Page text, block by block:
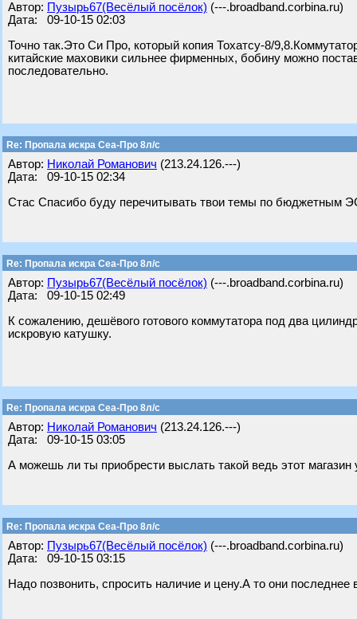
Автор: Пузырь67(Весёлый посёлок) (---.broadband.corbina.ru)
Дата: 09-10-15 02:03
Точно так.Это Си Про, который копия Тохатсу-8/
китайские маховики сильнее фирменных, бобину можно
последовательно.
Re: Пропала искра Сеа-Про 8л/с
Автор: Николай Романович (213.24.126.---)
Дата: 09-10-15 02:34
Стас Спасибо буду перечитывать твои темы по бюджетным
Re: Пропала искра Сеа-Про 8л/с
Автор: Пузырь67(Весёлый посёлок) (---.broadband.corbina.ru)
Дата: 09-10-15 02:49
К сожалению, дешёвого готового коммутатора под два
искровую катушку.
Re: Пропала искра Сеа-Про 8л/с
Автор: Николай Романович (213.24.126.---)
Дата: 09-10-15 03:05
А можешь ли ты приобрести выслать такой ведь этот
Re: Пропала искра Сеа-Про 8л/с
Автор: Пузырь67(Весёлый посёлок) (---.broadband.corbina.ru)
Дата: 09-10-15 03:15
Надо позвонить, спросить наличие и цену.А то они